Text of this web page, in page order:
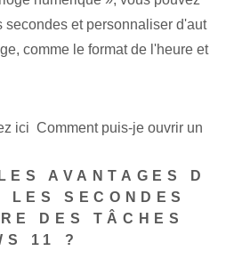
secondes et personnaliser d'aut
comme le format de l'heure et
ici Comment puis-je ouvrir un
AVANTAGES D
SECONDES
DES TÂCHES⁤
11 ?